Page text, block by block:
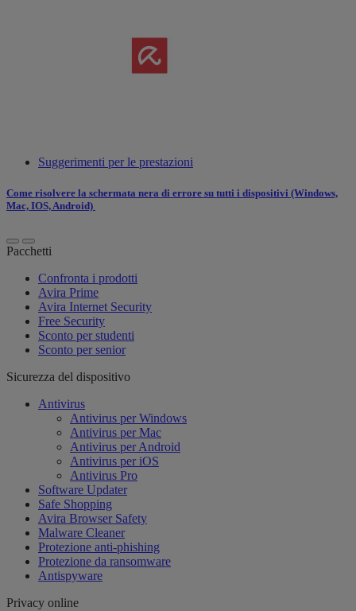
Suggerimenti per le prestazioni
Come risolvere la schermata nera di errore su tutti i dispositivi (Windows,
Mac, IOS, Android)
Pacchetti
Confronta i prodotti
Avira Prime
Avira Internet Security
Free Security
Sconto per studenti
Sconto per senior
Sicurezza del dispositivo
Antivirus
Antivirus per Windows
Antivirus per Mac
Antivirus per Android
Antivirus per iOS
Antivirus Pro
Software Updater
Safe Shopping
Avira Browser Safety
Malware Cleaner
Protezione anti-phishing
Protezione da ransomware
Antispyware
Privacy online